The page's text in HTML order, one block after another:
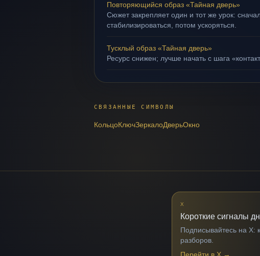
Повторяющийся образ «Тайная дверь»
Сюжет закрепляет один и тот же урок:
стабилизироваться, потом ускоряться.
Тусклый образ «Тайная дверь»
Ресурс снижен; лучше начать с шага
СВЯЗАННЫЕ СИМВОЛЫ
КольцоКлючЗеркалоДверьОкно
X
Короткие сигналы
Подписывайтесь на X:
разборов.